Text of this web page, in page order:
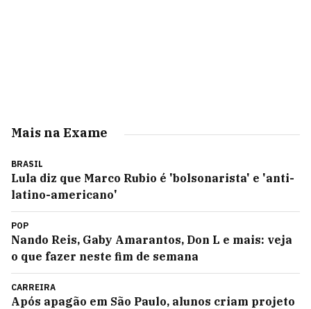
Mais na Exame
BRASIL
Lula diz que Marco Rubio é 'bolsonarista' e 'anti-
latino-americano'
POP
Nando Reis, Gaby Amarantos, Don L e mais: veja
o que fazer neste fim de semana
CARREIRA
Após apagão em São Paulo, alunos criam projeto